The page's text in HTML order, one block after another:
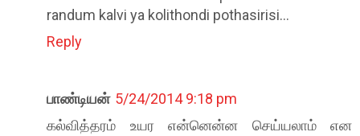
randum kalvi ya kolithondi pothasirisi...
Reply
பாண்டியன் 5/24/2014 9:18 pm
கல்வித்தரம் உயர என்னென்ன செய்யலாம் என